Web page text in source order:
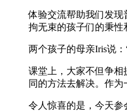
体验交流帮助我们发
拘无束的孩子们的秉性
两个孩子的母亲Iris说
课堂上，大家不但争
同的方法去解决。作
令人惊喜的是，今天